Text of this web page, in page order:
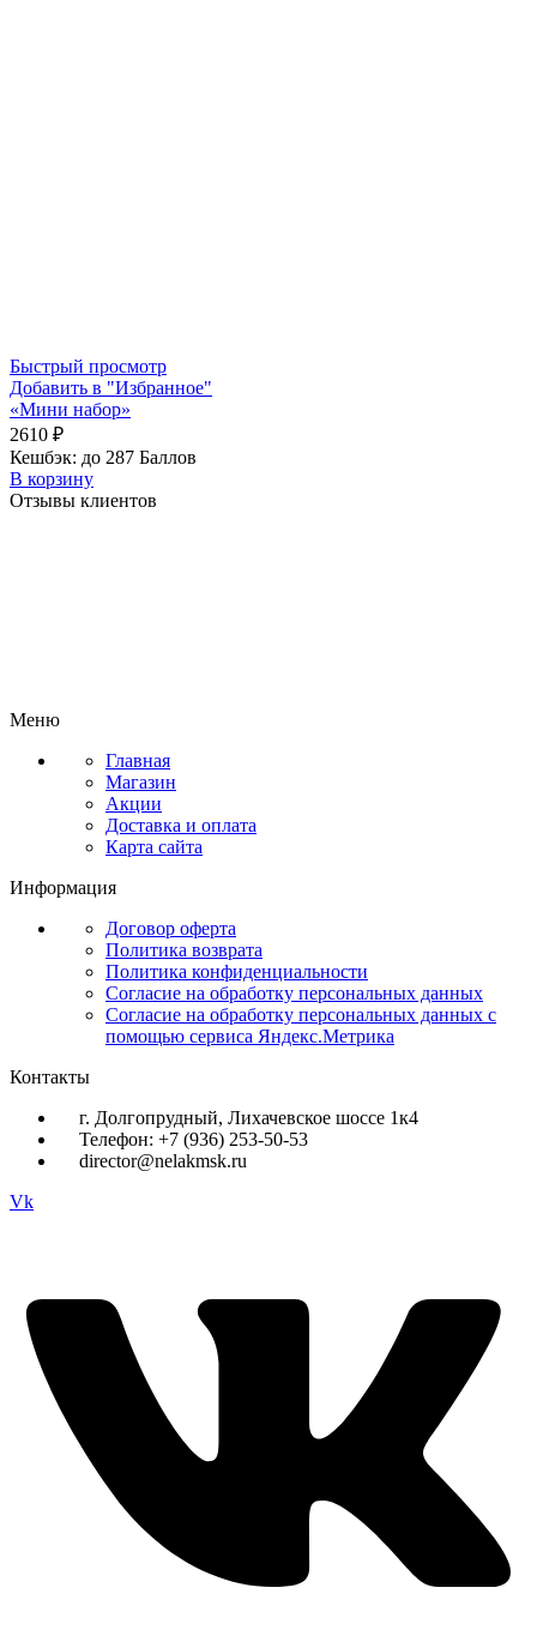
Быстрый просмотр
Добавить в "Избранное"
«Мини набор»
2610 ₽
Кешбэк: до 287 Баллов
В корзину
Отзывы клиентов
Меню
Главная
Магазин
Акции
Доставка и оплата
Карта сайта
Информация
Договор оферта
Политика возврата
Политика конфиденциальности
Согласие на обработку персональных данных
Согласие на обработку персональных данных с
помощью сервиса Яндекс.Метрика
Контакты
г. Долгопрудный, Лихачевское шоссе 1к4
Телефон: +7 (936) 253-50-53
director@nelakmsk.ru
Vk